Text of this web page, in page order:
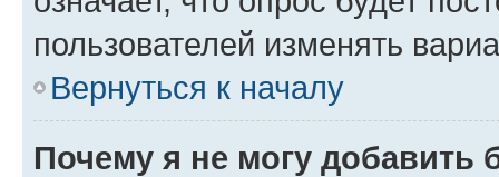
пользователей изменять
Вернуться к началу
Почему я не могу добавить